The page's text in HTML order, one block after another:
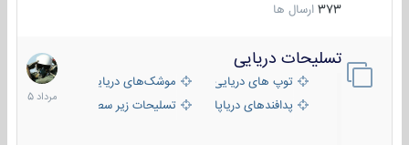
373 ارسال ها
تسلیحات دریایی
توپ های دریایی
موشک‌های دریایی
پدافندهای دریاپایه
تسلیحات زیر سطحی
2
مرداد
1405